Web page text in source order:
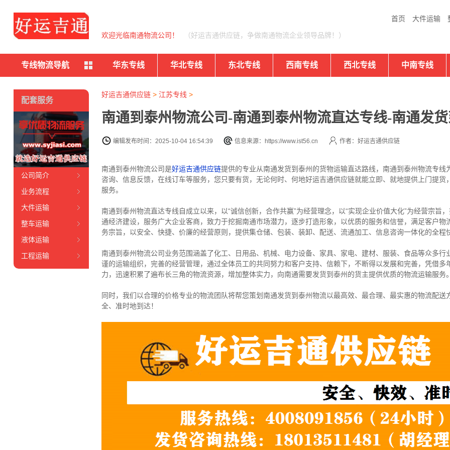
首页 大件运输
欢迎光临南通物流公司！ （好运吉通供应链，争做南通物流企业领导品牌！）
专线物流导航 华东专线 华北专线 东北专线 西南专线 西北专线 中南专线
好运吉通供应链> 江苏专线 >
南通到泰州物流公司-南通到泰州物流直达专线-南通发
编辑发布时间：2025-10-04 16:54:39 信息来源：https://www.ist56.cn 作者：好运吉通供应链
南通到泰州物流公司是好运吉通供应链提供的专业从南通发货到泰州的货物运输直达路线，南通到泰州物流专线
咨询、信息反馈，在线订车等服务，您只要有货，无论何时、何地好运吉通供应链就能立即、就地提供上门提货
服务。
南通到泰州物流直达专线自成立以来，以“诚信创新，合作共赢”为经营理念，以“实现企业价值大化”为经营宗旨
通经济建设，服务广大企业客商，致力于挖掘南通市场潜力，逐步打造形象，以优质的服务和信誉，满足客户物
务宗旨，以安全、快捷、价廉的经营原则，提供集仓储、包装、装卸、配送、流通加工、信息咨询一体化的全程
南通到泰州物流公司业务范围涵盖了化工、日用品、机械、电力设备、家具、家电、建材、服装、食品等众多行
谨的运输组织，完善的经营管理，通过全体员工的共同努力和客户支持、信赖下，不断得以发展和完善，凭借多
力，迅速积累了遍布长三角的物流资源，增加整体实力，向南通需要发货到泰州的货主提供优质的物流运输服务
同时，我们以合理的价格专业的物流团队将帮您策划南通发货到泰州物流以最高效、最合理、最实惠的物流配送
全、准时地到达！
配套服务
公司简介
业务流程
大件运输
整车运输
液体运输
工程运输